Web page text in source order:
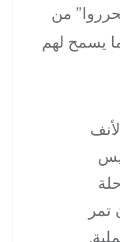
من
يسمح لهم
تمر